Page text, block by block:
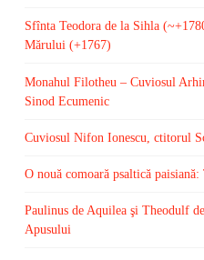
Sfînta Teodora de la Sihla
Mărului (+1767)
Monahul Filotheu – Cuviosul
Sinod Ecumenic
Cuviosul Nifon Ionescu, ctitorul
O nouă comoară psaltică
Paulinus de Aquilea şi Theodulf
Apusului